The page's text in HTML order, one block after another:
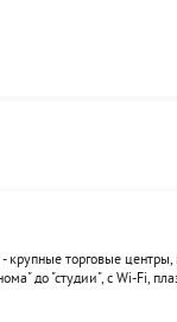
торговые
до "студии", с Wi-Fi,
также входит